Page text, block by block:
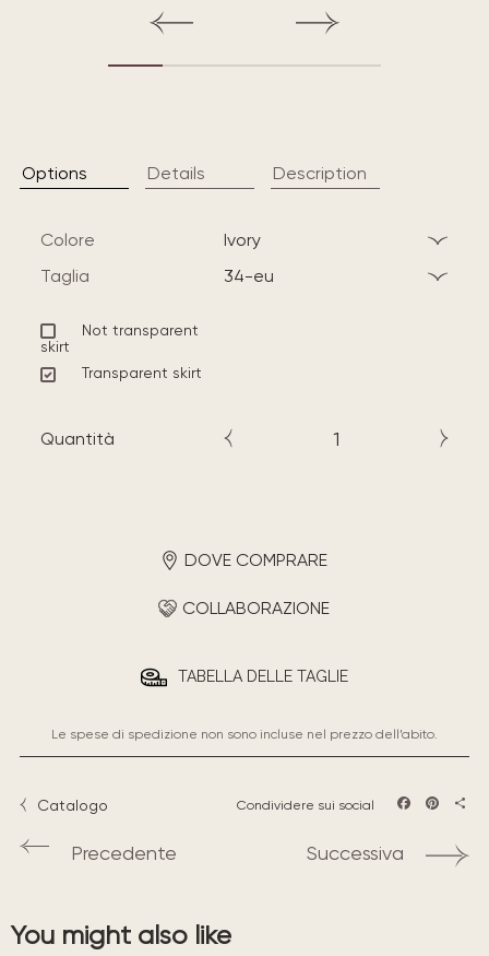
Options Details Description
Colore
ivory
Taglia
34-eu
Not transparent
skirt
Transparent skirt
Quantità
DOVE COMPRARE
COLLABORAZIONE
TABELLA DELLE TAGLIE
Le spese di spedizione non sono incluse nel prezzo dell’abito.
Catalogo Condividere sui social
Precedente Successiva
You might also like